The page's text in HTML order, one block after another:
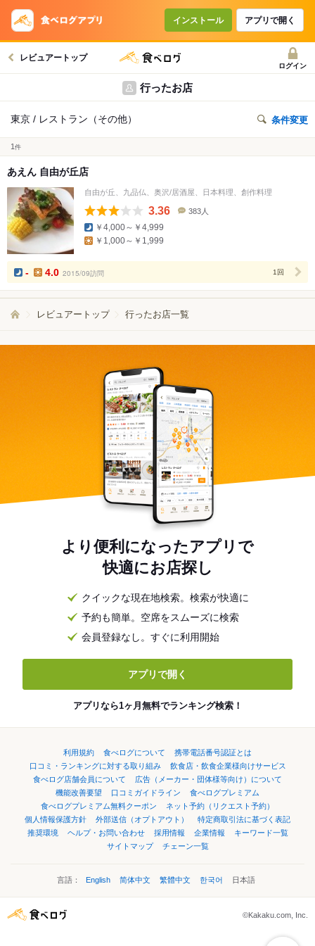
インストール アプリで開く
レビュアートップ
ログイン
行ったお店
東京 / レストラン（その他） 条件変更
1 件
あえん 自由が丘店
自由が丘、九品仏、奥沢/居酒屋、日本料理、創作料理
3.36
数
383人
￥4,000～￥4,999
￥1,000～￥1,999
- 4.0 2015/09訪問 1回
レビュアートップ 行ったお店一覧
より便利になったアプリで
快適にお店探し
クイックな現在地検索。検索が快適に
予約も簡単。空席をスムーズに検索
会員登録なし。すぐに利用開始
アプリで開く
アプリなら1ヶ月無料でランキング検索！
利用規約 食べログについて
携帯電話番号認証とは
口コミ・ランキングに対する取り組み
飲食店・飲食企業様向けサービス
食べログ店舗会員について
広告（メーカー・団体様等向け）について
機能改善要望
口コミガイドライン
食べログプレミアム
食べログプレミアム無料クーポン
ネット予約（リクエスト予約）
個人情報保護方針
外部送信（オプトアウト）
特定商取引法に基づく表記
推奨環境
ヘルプ・お問い合わせ 採用情報 企業情報
キーワード一覧
サイトマップ
チェーン一覧
言語： English 简体中文 繁體中文 한국어 日本語
©Kakaku.com, Inc.